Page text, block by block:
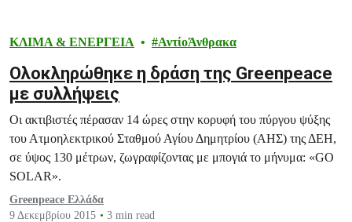
ΚΛΙΜΑ & ΕΝΕΡΓΕΙΑ ΑντίοΆνθρακα
Ολοκληρώθηκε η δράση της Greenpeace
με συλλήψεις
Οι ακτιβιστές πέρασαν 14 ώρες στην κορυφή του πύργου ψύξης
του Ατμοηλεκτρικού Σταθμού Αγίου Δημητρίου (ΑΗΣ) της ΔΕΗ,
σε ύψος 130 μέτρων, ζωγραφίζοντας με μπογιά το μήνυμα: «GO
SOLAR».
Greenpeace Ελλάδα
9 Δεκεμβρίου 2015
3 min read